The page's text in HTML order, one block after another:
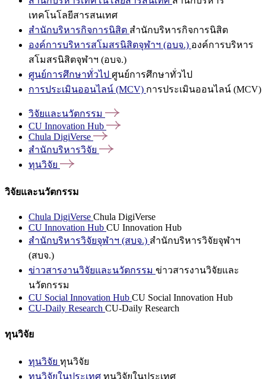
เทคโนโลยีสารสนเทศ
สำนักบริหารกิจการนิสิต สำนักบริหารกิจการนิสิต
องค์การบริหารสโมสรนิสิตจุฬาฯ (อบจ.) องค์การบริหาร
สโมสรนิสิตจุฬาฯ (อบจ.)
ศูนย์การศึกษาทั่วไป ศูนย์การศึกษาทั่วไป
การประเมินออนไลน์ (MCV) การประเมินออนไลน์ (MCV)
วิจัยและนวัตกรรม
CU Innovation Hub
Chula DigiVerse
สำนักบริหารวิจัย
ทุนวิจัย
วิจัยและนวัตกรรม
Chula DigiVerse Chula DigiVerse
CU Innovation Hub CU Innovation Hub
สำนักบริหารวิจัยจุฬาฯ (สบจ.) สำนักบริหารวิจัยจุฬาฯ
(สบจ.)
ข่าวสารงานวิจัยและนวัตกรรม ข่าวสารงานวิจัยและ
นวัตกรรม
CU Social Innovation Hub CU Social Innovation Hub
CU-Daily Research CU-Daily Research
ทุนวิจัย
ทุนวิจัย ทุนวิจัย
ทุนวิจัยในประเทศ ทุนวิจัยในประเทศ